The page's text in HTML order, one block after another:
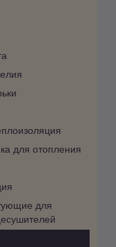
для отопления
для